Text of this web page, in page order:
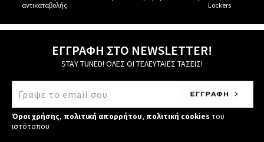
αντικαταβολής
Lockers
ΕΓΓΡΑΦΗ ΣΤΟ NEWSLETTER!
STAY TUNED! ΟΛΕΣ ΟΙ ΤΕΛΕΥΤΑΙΕΣ ΤΑΣΕΙΣ!
Όροι χρήσης, πολιτική απορρήτου, πολιτική cookies του
ιστότοπου